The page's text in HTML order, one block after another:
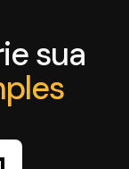
sua